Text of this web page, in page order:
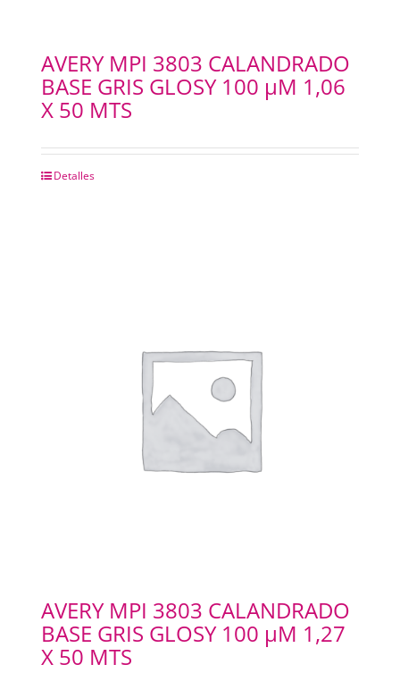
AVERY MPI 3803 CALANDRADO
BASE GRIS GLOSY 100 µM 1,06
X 50 MTS
Detalles
AVERY MPI 3803 CALANDRADO
BASE GRIS GLOSY 100 µM 1,27
X 50 MTS